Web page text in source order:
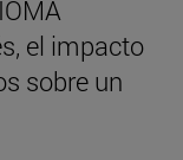
el impacto
sobre un